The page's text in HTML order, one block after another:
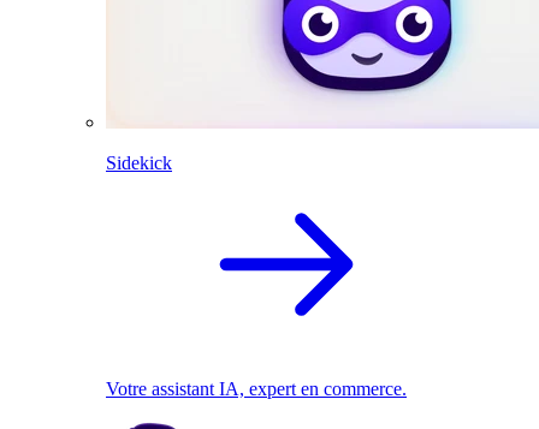
Sidekick
Votre assistant IA, expert en commerce.